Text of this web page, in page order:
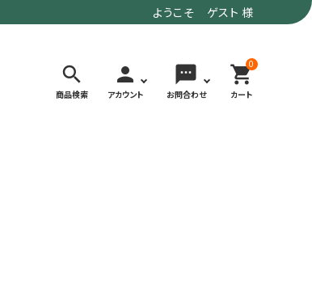
ようこそ ゲスト 様
search
商品検索
person
アカウント
sms
お問合わせ
0
shopping_cart
カート